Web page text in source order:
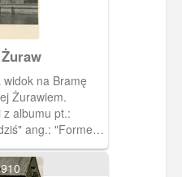
na Bramę
Żurawiem.
albumu pt.:
ang.: "Former
M.